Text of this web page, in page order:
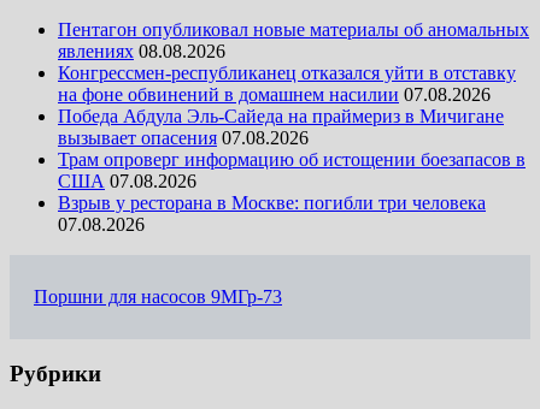
Пентагон опубликовал новые материалы об аномальных
явлениях 08.08.2026
Конгрессмен-республиканец отказался уйти в отставку
на фоне обвинений в домашнем насилии 07.08.2026
Победа Абдула Эль-Сайеда на праймериз в Мичигане
вызывает опасения 07.08.2026
Трам опроверг информацию об истощении боезапасов в
США 07.08.2026
Взрыв у ресторана в Москве: погибли три человека
07.08.2026
Поршни для насосов 9МГр-73
Рубрики